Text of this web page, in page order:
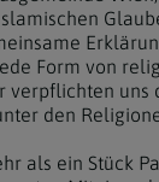
Form von
verpflichten uns
den
als ein Stück